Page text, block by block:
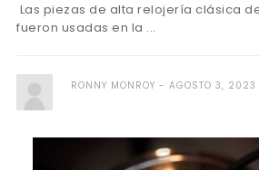
Las piezas de alta relojería clásica
fueron usadas en la ...
RONNY MONROY AGOSTO 3, 2023